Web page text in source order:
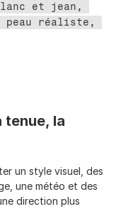
et jean,
peau réaliste,
tenue, la
un style visuel, des
une météo et des
direction plus